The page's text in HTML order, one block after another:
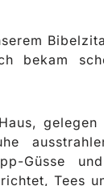
bekam
Güsse
Tees